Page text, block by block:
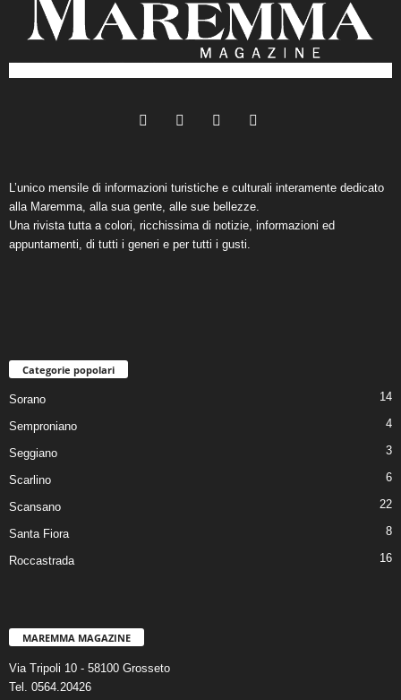
L’unico mensile di informazioni turistiche e culturali interamente dedicato
alla Maremma, alla sua gente, alle sue bellezze.
Una rivista tutta a colori, ricchissima di notizie, informazioni ed
appuntamenti, di tutti i generi e per tutti i gusti.
Categorie popolari
Sorano 14
Semproniano 4
Seggiano 3
Scarlino 6
Scansano 22
Santa Fiora 8
Roccastrada 16
MAREMMA MAGAZINE
Via Tripoli 10 - 58100 Grosseto
Tel. 0564.20426